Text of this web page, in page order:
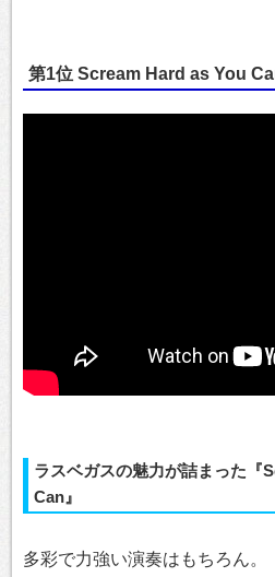
第1位 Scream Hard as You
ラスベガスの魅力が詰まった『
Can』
多彩で力強い演奏はもちろん。